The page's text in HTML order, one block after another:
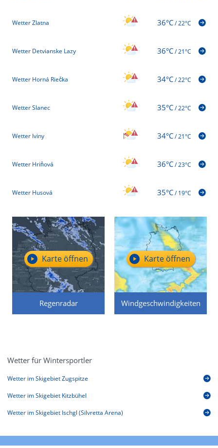
Wetter Zlatna 36°C/22°C
Wetter Detvianske Lazy 36°C/21°C
Wetter Horná Riečka 34°C/22°C
Wetter Slanec 35°C/22°C
Wetter Iviny 34°C/21°C
Wetter Hriňová 36°C/23°C
Wetter Husová 35°C/19°C
Regenradar
Karte öffnen
Windgeschwindigkeiten
Karte öffnen
Wetter für Wintersportler
Wetter im Skigebiet Zugspitze
Wetter im Skigebiet Kitzbühel
Wetter im Skigebiet Ischgl (Silvretta Arena)